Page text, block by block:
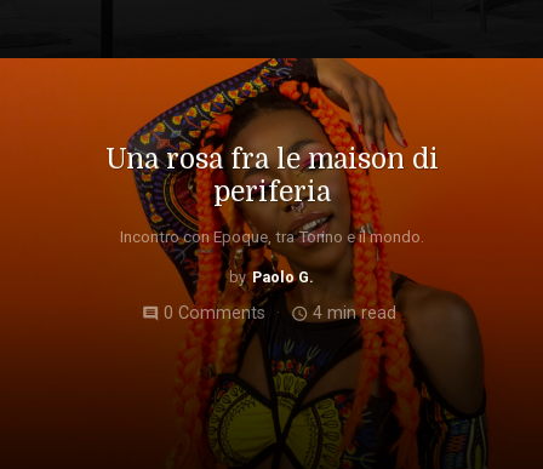
Una rosa fra le maison di
periferia
Incontro con Epoque, tra Torino e il mondo.
Paolo G.
comment 0 Comments access_time 4 min read